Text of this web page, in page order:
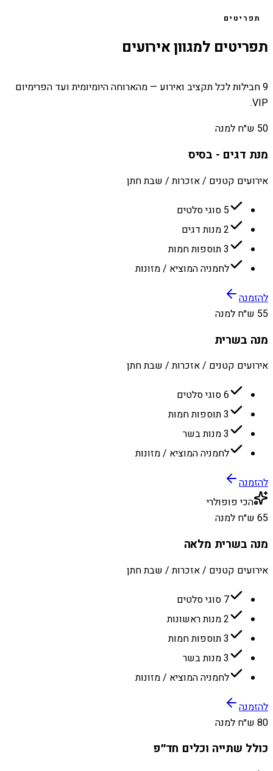
תפריטים
תפריטים למגוון אירועים
9 חבילות לכל תקציב ואירוע — מהארוחה היומיומית ועד הפרימיום
VIP.
50 ש״ח למנה
מנת דגים - בסיס
אירועים קטנים / אזכרות / שבת חתן
5 סוגי סלטים
2 מנות דגים
3 תוספות חמות
לחמניה המוציא / מזונות
להזמנה
55 ש״ח למנה
מנה בשרית
אירועים קטנים / אזכרות / שבת חתן
6 סוגי סלטים
3 תוספות חמות
3 מנות בשר
לחמניה המוציא / מזונות
להזמנה
הכי פופולרי
65 ש״ח למנה
מנה בשרית מלאה
אירועים קטנים / אזכרות / שבת חתן
7 סוגי סלטים
2 מנות ראשונות
3 תוספות חמות
3 מנות בשר
לחמניה המוציא / מזונות
להזמנה
80 ש״ח למנה
כולל שתייה וכלים חד״פ